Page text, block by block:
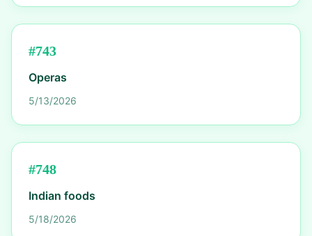
#743
Operas
5/13/2026
#748
Indian foods
5/18/2026